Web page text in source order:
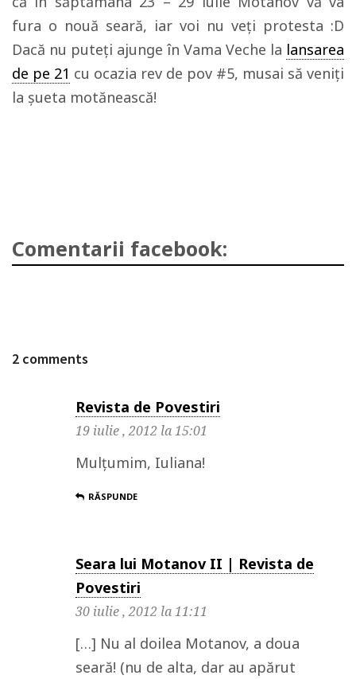
fura o nouă seară, iar voi nu veți protesta :D
Dacă nu puteți ajunge în Vama Veche la lansarea
de pe 21 cu ocazia rev de pov #5, musai să veniți
la șueta motănească!
Comentarii facebook:
2 comments
Revista de Povestiri
19 iulie , 2012 la 15:01
Mulțumim, Iuliana!
RĂSPUNDE
Seara lui Motanov II | Revista de
Povestiri
30 iulie , 2012 la 11:11
[…] Nu al doilea Motanov, a doua
seară! (nu de alta, dar au apărut